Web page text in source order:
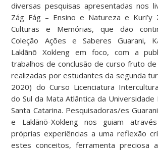
diversas pesquisas apresentadas nos
Zág Fág – Ensino e Natureza e Kuri’y
Culturas e Memórias, que dão
Coleção Ações e Saberes Guarani,
Laklãnõ Xokleng em foco, com a
trabalhos de conclusão de curso fruto
realizadas por estudantes da segunda
2020) do Curso Licenciatura
do Sul da Mata Atlântica da Universidade
Santa Catarina. Pesquisadoras/es
e Laklãnõ-Xokleng nos guiam
próprias experiências a uma reflexão
estes conceitos, ferramenta preciosa